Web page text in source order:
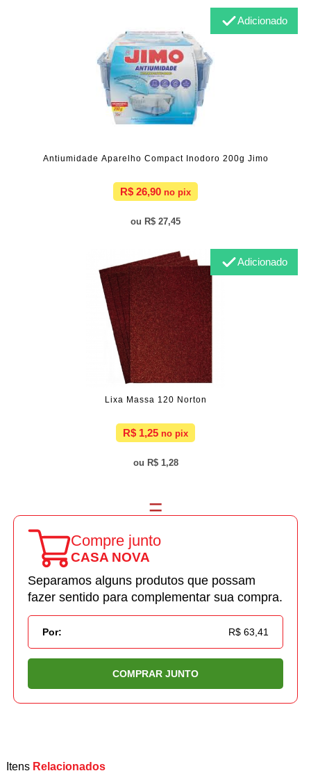
Antiumidade Aparelho Compact Inodoro 200g Jimo
R$ 26,90
R$ 27,45
Adicionado
Lixa Massa 120 Norton
R$ 1,25
R$ 1,28
Adicionado
Compre junto
CASA NOVA
Separamos alguns produtos que possam
fazer sentido para complementar sua compra.
Por: R$ 63,41
COMPRAR JUNTO
Itens Relacionados